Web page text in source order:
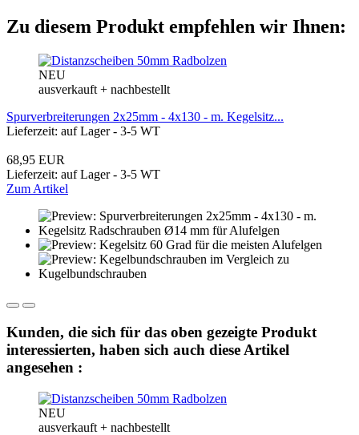
Zu diesem Produkt empfehlen wir Ihnen:
NEU
ausverkauft + nachbestellt
Spurverbreiterungen 2x25mm - 4x130 - m. Kegelsitz...
Lieferzeit: auf Lager - 3-5 WT
68,95 EUR
Lieferzeit: auf Lager - 3-5 WT
Zum Artikel
Kunden, die sich für das oben gezeigte Produkt
interessierten, haben sich auch diese Artikel
angesehen :
NEU
ausverkauft + nachbestellt